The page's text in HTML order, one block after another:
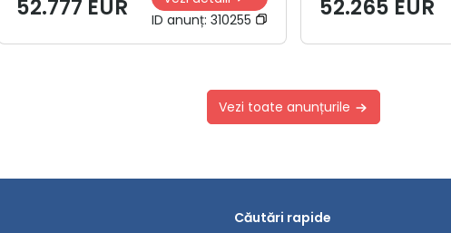
52.777 EUR
ID anunț: 310255 52.265 EUR
Vezi toate anunțurile
Căutări rapide